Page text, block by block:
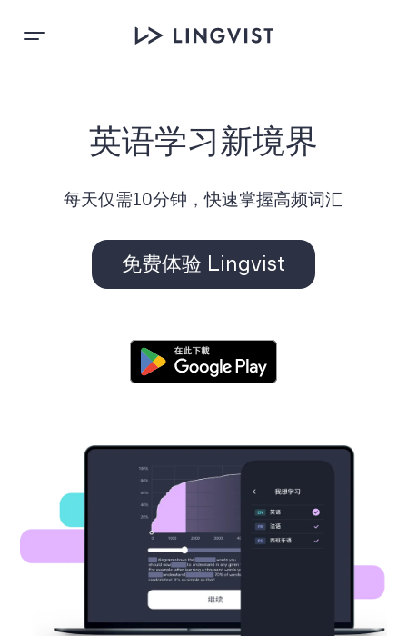
英语学习新境界
每天仅需10分钟，快速掌握高频词汇
免费体验 Lingvist